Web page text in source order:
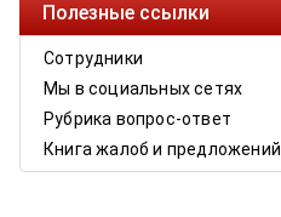
Полезные ссылки
Сотрудники
Мы в социальных сетях
Рубрика вопрос-ответ
Книга жалоб и предложений